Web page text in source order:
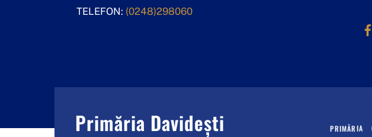
TELEFON: (0248)298060
Primăria Davidești PRIMĂRIA